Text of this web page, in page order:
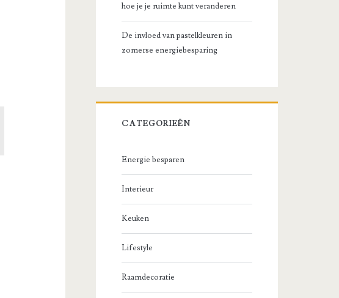
hoe je je ruimte kunt veranderen
De invloed van pastelkleuren in
zomerse energiebesparing
CATEGORIEËN
Energie besparen
Interieur
Keuken
Lifestyle
Raamdecoratie